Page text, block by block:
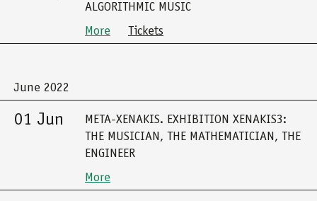
ALGORITHMIC MUSIC
More
Tickets
June 2022
01 Jun
META-XENAKIS. EXHIBITION XENAKIS3:
THE MUSICIAN, THE MATHEMATICIAN, THE
ENGINEER
More